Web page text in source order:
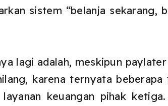
sistem “belanja
lagi adalah, meskipun
karena ternyata
keuangan pihak